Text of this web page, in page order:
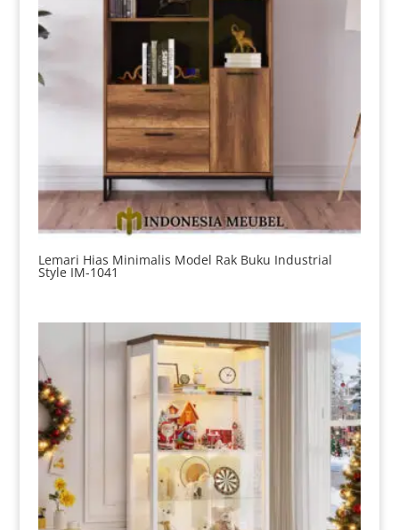
Lemari Hias Minimalis Model Rak Buku Industrial
Style IM-1041